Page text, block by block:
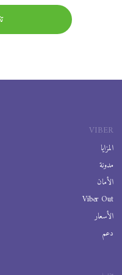
VIBER
المزايا
مدونة
الأمان
Viber Out
الأسعار
دعم